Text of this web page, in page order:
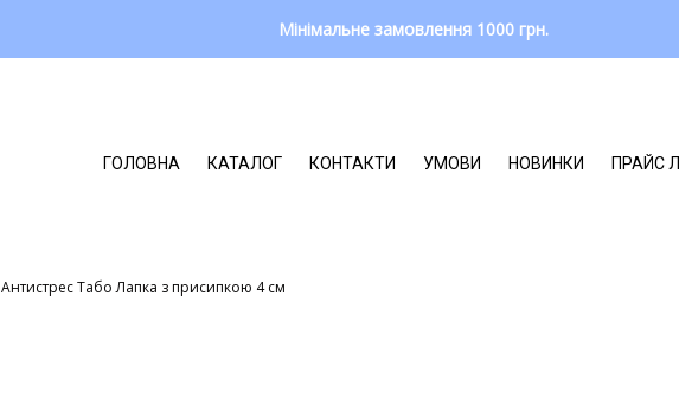
Мінімальне замовлення 1000 грн.
ГОЛОВНА КАТАЛОГ КОНТАКТИ УМОВИ НОВИНКИ ПРАЙС
Антистрес Табо Лапка з присипкою 4 см